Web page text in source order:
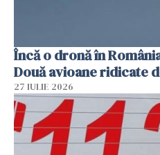
Încă o dronă în
Două avioane ridicate
27 IULIE 2026